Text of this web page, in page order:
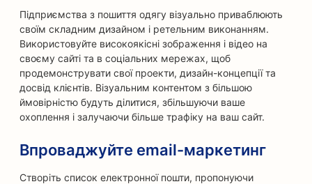
Підприємства з пошиття одягу візуально приваблюють
своїм складним дизайном і ретельним виконанням.
Використовуйте високоякісні зображення і відео на
своєму сайті та в соціальних мережах, щоб
продемонструвати свої проекти, дизайн-концепції та
досвід клієнтів. Візуальним контентом з більшою
ймовірністю будуть ділитися, збільшуючи ваше
охоплення і залучаючи більше трафіку на ваш сайт.
Впроваджуйте email-маркетинг
Створіть список електронної пошти, пропонуючи